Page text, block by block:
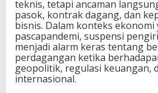
a
r
b
a
g
i
E
teknis, tetapi ancaman
pasok, kontrak dagang, dan
bisnis. Dalam konteks
pascapandemi, suspensi
menjadi alarm keras tentang
perdagangan ketika
geopolitik, regulasi keuangan,
internasional.